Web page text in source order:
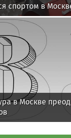
спортом в
в Москве